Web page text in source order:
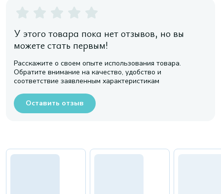
У этого товара пока нет отзывов, но вы
можете стать первым!
Расскажите о своем опыте использования товара.
Обратите внимание на качество, удобство и
соответствие заявленным характеристикам
Оставить отзыв